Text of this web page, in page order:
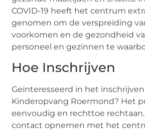
COVID-19 heeft het centrum
genomen om de verspreiding
voorkomen en de gezondheid
personeel en gezinnen te
Hoe Inschrijven
Geïnteresseerd in het
Kinderopvang Roermond? Het
eenvoudig en rechttoe
contact opnemen met het